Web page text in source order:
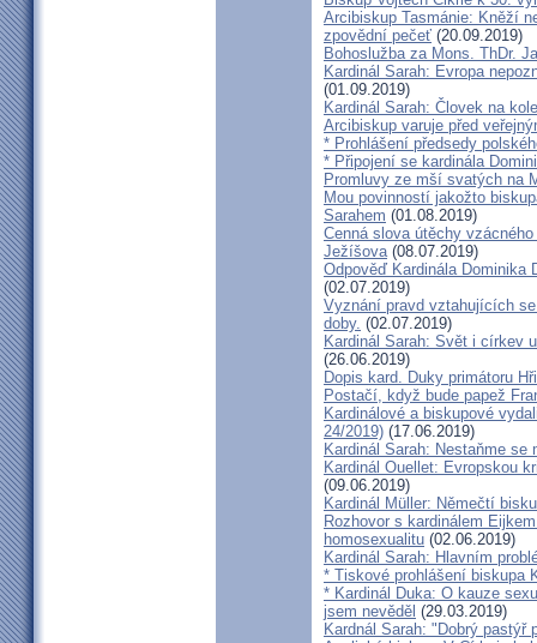
Arcibiskup Tasmánie: Kněží
zpovědní pečeť (20.09.2019)
Bohoslužba za Mons. ThDr.
Kardinál Sarah: Evropa
(01.09.2019)
Kardinál Sarah: Človek na
Arcibiskup varuje před
* Prohlášení předsedy
* Připojení se kardinála
Promluvy ze mší svatých na
Mou povinností jakožto
Sarahem (01.08.2019)
Cenná slova útěchy
Ježíšova(08.07.2019)
Odpověď Kardinála Dominika
(02.07.2019)
Vyznání pravd vztahujících
doby. (02.07.2019)
Kardinál Sarah: Svět i církev
(26.06.2019)
Dopis kard. Duky primátoru
Postačí, když bude papež
Kardinálové a biskupové
24/2019) (17.06.2019)
Kardinál Sarah: Nestaňme
Kardinál Ouellet: Evropskou
(09.06.2019)
Kardinál Müller: Němečtí
Rozhovor s kardinálem
homosexualitu (02.06.2019)
Kardinál Sarah: Hlavním
* Tiskové prohlášení biskupa
* Kardinál Duka: O kauze
jsem nevěděl (29.03.2019)
Kardnál Sarah: "Dobrý